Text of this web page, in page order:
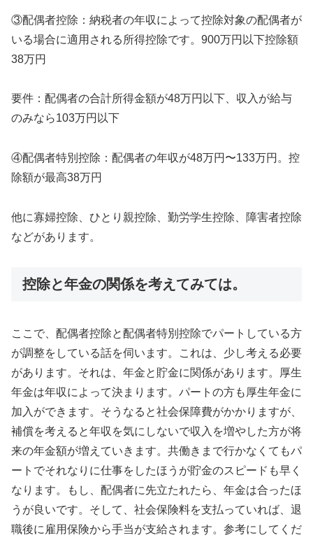
③配偶者控除：納税者の年収によって控除対象の配偶者が
いる場合に適用される所得控除です。900万円以下控除額
38万円
要件：配偶者の合計所得金額が48万円以下、収入が給与
のみなら103万円以下
④配偶者特別控除：配偶者の年収が48万円〜133万円。控
除額が最高38万円
他に寡婦控除、ひとり親控除、勤労学生控除、障害者控除
などがあります。
控除と年金の関係を考えてみては。
ここで、配偶者控除と配偶者特別控除でパートしている方
が調整をしている話を伺います。これは、少し考える必要
があります。それは、年金と貯金に関係があります。厚生
年金は年収によって決まります。パートの方も厚生年金に
加入ができます。そうなると社会保障費がかかりますが、
補償を考えると年収を気にしないで収入を増やした方が将
来の年金額が増えていきます。共働きまで行かなくてもパ
ートでそれなりに仕事をしたほうが貯金のスピードも早く
なります。もし、配偶者に先立たれたら、年金は合ったほ
うが良いです。そして、社会保険料を支払っていれば、退
職後に雇用保険から手当が支給されます。参考にしてくだ